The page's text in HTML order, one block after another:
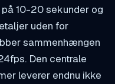
10-20 sekunder og
uden for
sammenhængen
Den centrale
leverer endnu ikke